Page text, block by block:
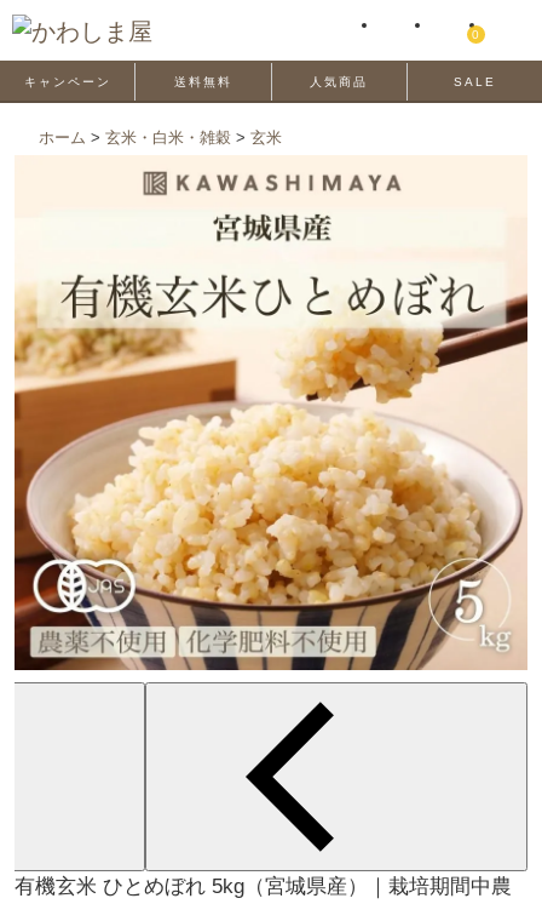
0
キャンペーン 送料無料 人気商品 SALE
ホーム > 玄米・白米・雑穀 > 玄米
有機玄米 ひとめぼれ 5kg（宮城県産）｜栽培期間中農